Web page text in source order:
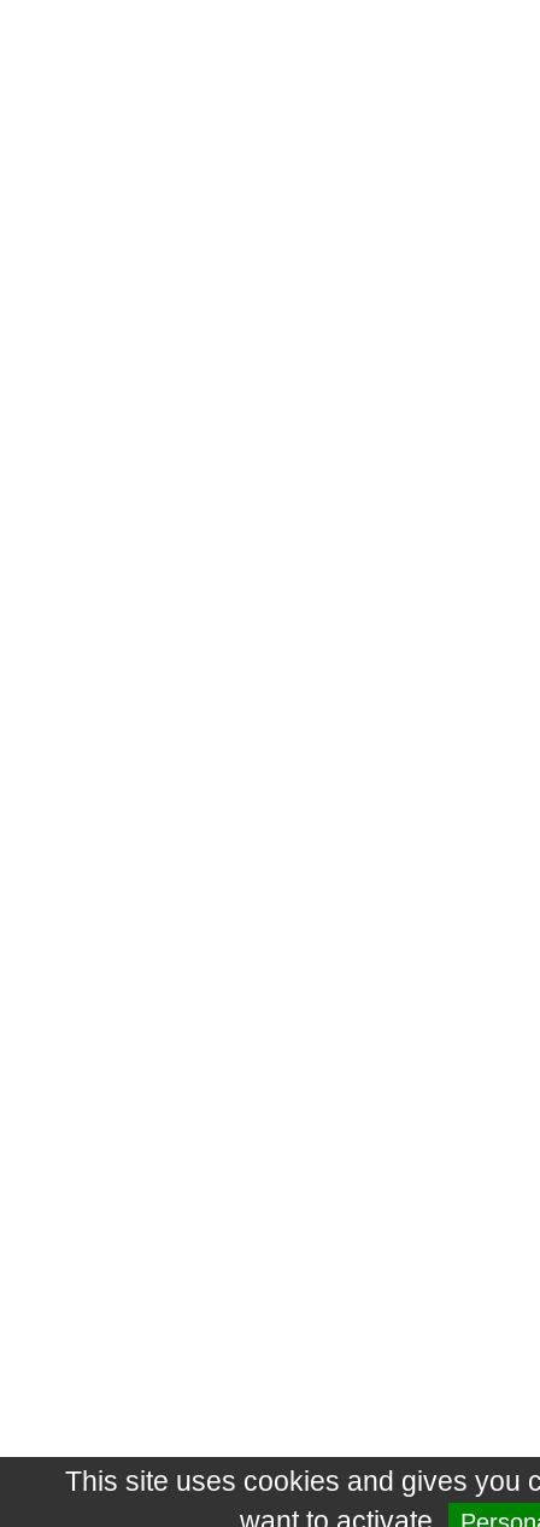
This site uses cookies and gives you
want to activate